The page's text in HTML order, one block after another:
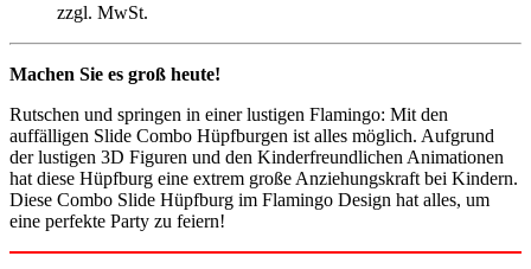
zzgl. MwSt.
Machen Sie es groß heute!
Rutschen und springen in einer lustigen Flamingo: Mit den
auffälligen Slide Combo Hüpfburgen ist alles möglich. Aufgrund
der lustigen 3D Figuren und den Kinderfreundlichen Animationen
hat diese Hüpfburg eine extrem große Anziehungskraft bei Kindern.
Diese Combo Slide Hüpfburg im Flamingo Design hat alles, um
eine perfekte Party zu feiern!